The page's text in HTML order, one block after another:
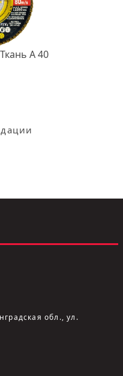
A 40
обл., ул.